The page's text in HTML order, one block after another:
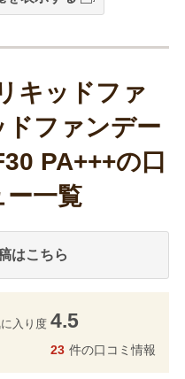
キッドファ
ドファンデー
PA+++の口
ー一覧
はこちら
入り度 4.5
23 件の口コミ情報